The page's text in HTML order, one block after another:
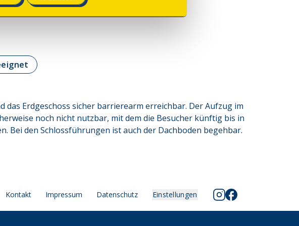
das Erdgeschoss sicher barrierearm erreichbar. Der Aufzug im
noch nicht nutzbar, mit dem die Besucher künftig bis in
Bei den Schlossführungen ist auch der Dachboden begehbar.
Kontakt Impressum Datenschutz Einstellungen